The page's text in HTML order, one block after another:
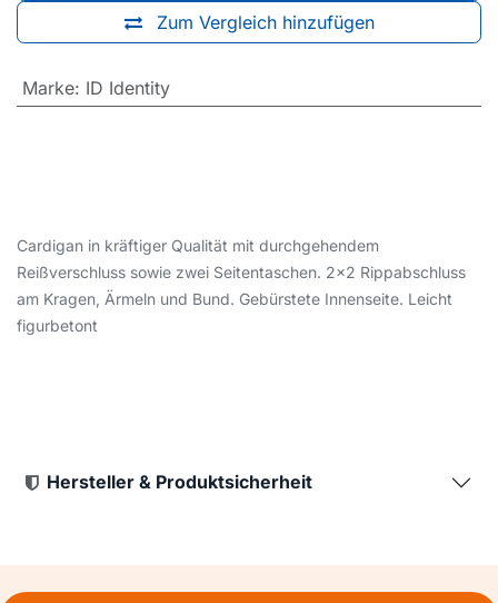
Zum Vergleich hinzufügen
Marke: ID Identity
Cardigan in kräftiger Qualität mit durchgehendem
Reißverschluss sowie zwei Seitentaschen. 2x2 Rippabschluss
am Kragen, Ärmeln und Bund. Gebürstete Innenseite. Leicht
figurbetont
Hersteller & Produktsicherheit